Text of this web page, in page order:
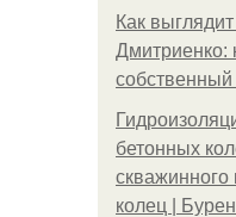
Как
Дмитриенко:
собственный
бетонных
скважинного
колец |